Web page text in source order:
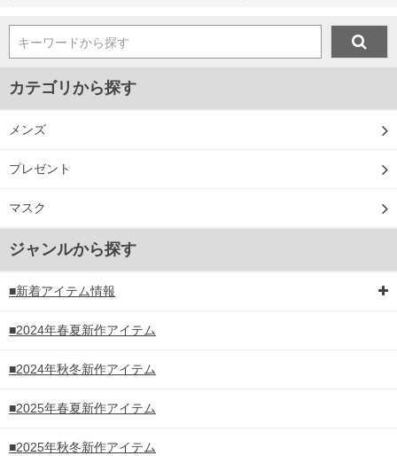
キーワードから探す
カテゴリから探す
メンズ
プレゼント
マスク
ジャンルから探す
■新着アイテム情報
■2024年春夏新作アイテム
■2024年秋冬新作アイテム
■2025年春夏新作アイテム
■2025年秋冬新作アイテム